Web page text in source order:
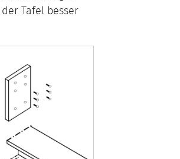
Tafel besser